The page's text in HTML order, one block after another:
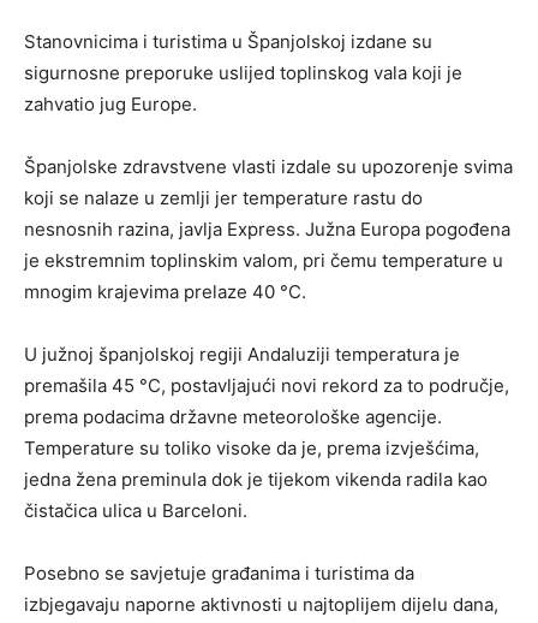
Stanovnicima i turistima u Španjolskoj izdane su
sigurnosne preporuke uslijed toplinskog vala koji je
zahvatio jug Europe.
Španjolske zdravstvene vlasti izdale su upozorenje svima
koji se nalaze u zemlji jer temperature rastu do
nesnosnih razina, javlja Express. Južna Europa pogođena
je ekstremnim toplinskim valom, pri čemu temperature u
mnogim krajevima prelaze 40 °C.
U južnoj španjolskoj regiji Andaluziji temperatura je
premašila 45 °C, postavljajući novi rekord za to područje,
prema podacima državne meteorološke agencije.
Temperature su toliko visoke da je, prema izvješćima,
jedna žena preminula dok je tijekom vikenda radila kao
čistačica ulica u Barceloni.
Posebno se savjetuje građanima i turistima da
izbjegavaju naporne aktivnosti u najtoplijem dijelu dana,